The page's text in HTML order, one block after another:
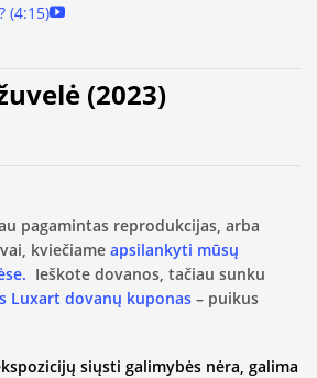
(4:15)
(2023)
pagamintas reprodukcijas, arba
kviečiame apsilankyti mūsų
Ieškote dovanos, tačiau sunku
Luxart dovanų kuponas – puikus
siųsti galimybės nėra, galima